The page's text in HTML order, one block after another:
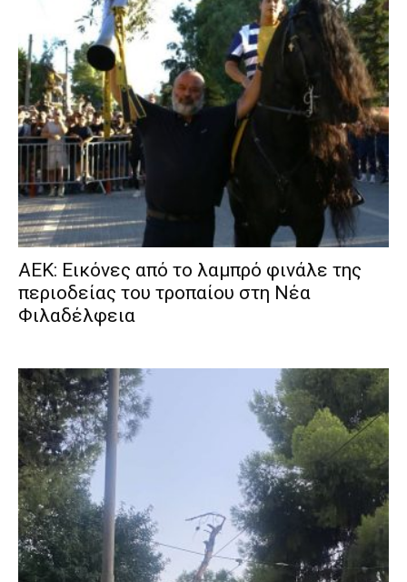
ΑΕΚ: Εικόνες από το λαμπρό φινάλε της
περιοδείας του τροπαίου στη Νέα
Φιλαδέλφεια